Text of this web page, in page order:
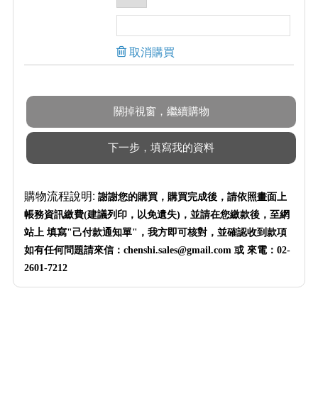
取消購買
購物流程說明: 謝謝您的購買，購買完成後，請依照畫面上
帳務資訊繳費(建議列印 ， 以免遺失)，並請在您繳款後，至網
站上 填寫"己付款通知單"，我方即可核對，並確認收到款項
如有任何問題請來信：chenshi.sales@gmail.com 或 來電：02-
2601-7212